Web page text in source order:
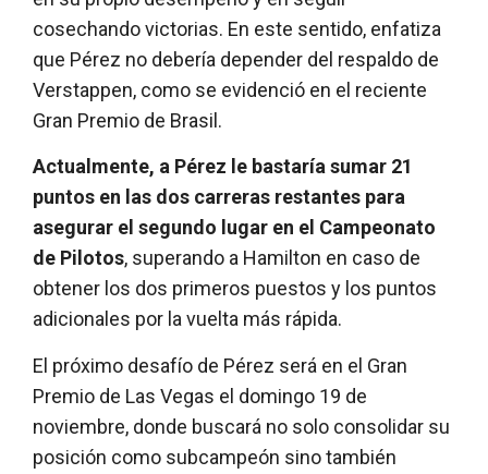
cosechando victorias. En este sentido, enfatiza
que Pérez no debería depender del respaldo de
Verstappen, como se evidenció en el reciente
Gran Premio de Brasil.
Actualmente, a Pérez le bastaría sumar 21
puntos en las dos carreras restantes para
asegurar el segundo lugar en el Campeonato
de Pilotos, superando a Hamilton en caso de
obtener los dos primeros puestos y los puntos
adicionales por la vuelta más rápida.
El próximo desafío de Pérez será en el Gran
Premio de Las Vegas el domingo 19 de
noviembre, donde buscará no solo consolidar su
posición como subcampeón sino también